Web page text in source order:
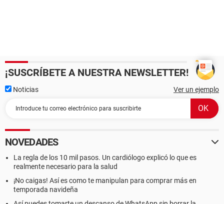
¡SUSCRÍBETE A NUESTRA NEWSLETTER!
Noticias Ver un ejemplo
NOVEDADES
La regla de los 10 mil pasos. Un cardiólogo explicó lo que es
realmente necesario para la salud
¡No caigas! Así es como te manipulan para comprar más en
temporada navideña